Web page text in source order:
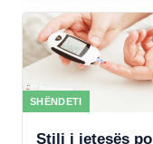
rezultateve
SHËNDETI
Stili i jetesës po